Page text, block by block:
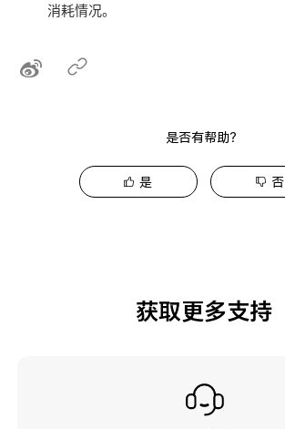
消耗情况。
是否有帮助？
是 否
获取更多支持